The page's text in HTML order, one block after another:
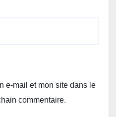
e-mail et mon site dans le
commentaire.